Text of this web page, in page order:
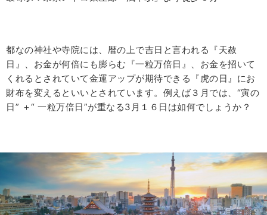
都なの神社や寺院には、暦の上で吉日と言われる『天赦
日』、お金が何倍にも膨らむ『一粒万倍日』、お金を招いて
くれるとされていて金運アップが期待できる『虎の日』にお
財布を変えるといいとされています。例えば３月では、“寅の
日” ＋“ 一粒万倍日”が重なる3月１６日は如何でしょうか？